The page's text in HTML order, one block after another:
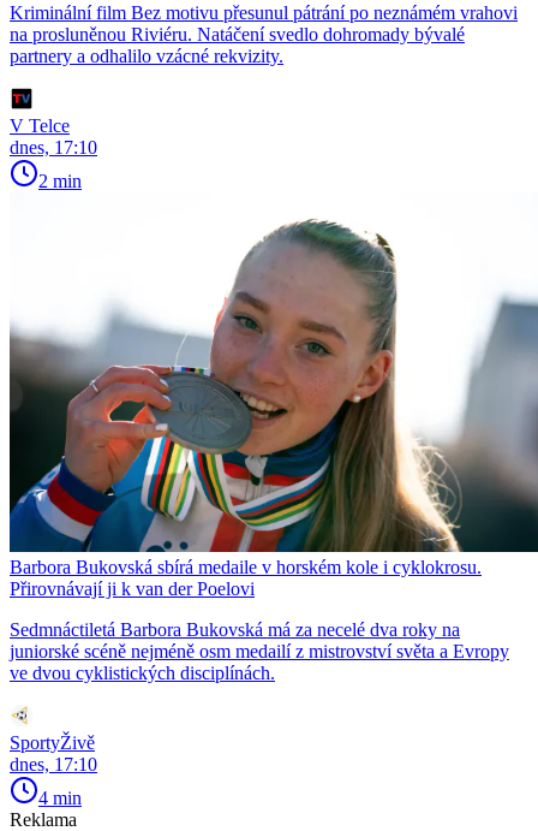
Kriminální film Bez motivu přesunul pátrání po neznámém vrahovi
na prosluněnou Riviéru. Natáčení svedlo dohromady bývalé
partnery a odhalilo vzácné rekvizity.
V Telce
dnes, 17:10
2 min
Barbora Bukovská sbírá medaile v horském kole i cyklokrosu.
Přirovnávají ji k van der Poelovi
Sedmnáctiletá Barbora Bukovská má za necelé dva roky na
juniorské scéně nejméně osm medailí z mistrovství světa a Evropy
ve dvou cyklistických disciplínách.
SportyŽivě
dnes, 17:10
4 min
Reklama